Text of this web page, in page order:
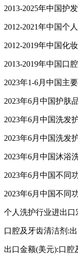
2013-2025年中国护
2012-2021年中国个
2012-2019年中国化
2013-2019年中国口
2023年1-6月中国主
2023年6月中国护肤
2023年6月中国洗发
2023年6月中国洗发
2023年6月中国沐浴
2023年6月中国不同
2023年6月中国不同
个人洗护行业进出口
口腔及牙齿清洁剂:
出口金额(美元):口腔